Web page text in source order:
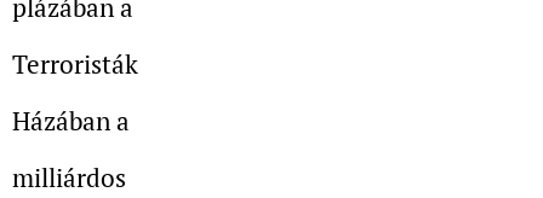
plázában a
Terroristák
Házában a
milliárdos